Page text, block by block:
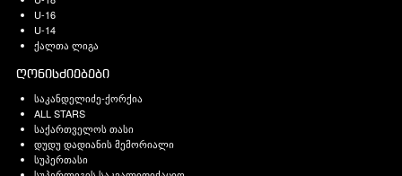
U-16
U-14
ქალთა ლიგა
ღონისძიებები
საკანდელიძე-ქორქია
ALL STARS
საქართველოს თასი
დუდუ დადიანის მემორიალი
სუპერთასი